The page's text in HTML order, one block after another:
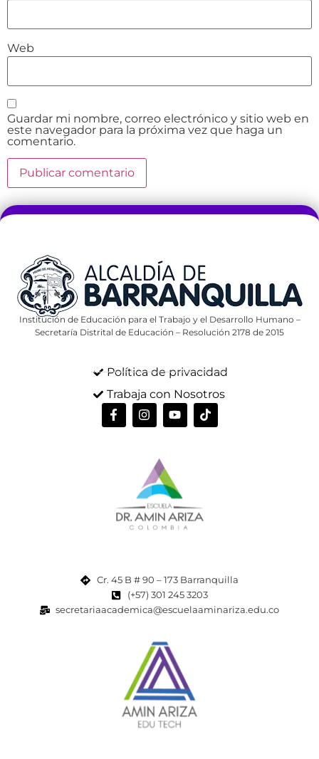
Web
Guardar mi nombre, correo electrónico y sitio web en
este navegador para la próxima vez que haga un
comentario.
Institución de Educación para el Trabajo y el Desarrollo Humano –
Secretaría Distrital de Educación – Resolución 2178 de 2015
Política de privacidad
Trabaja con Nosotros
Cr. 45 B # 90 – 173 Barranquilla
(+57) 301 245 3203
secretariaacademica@escuelaaminariza.edu.co